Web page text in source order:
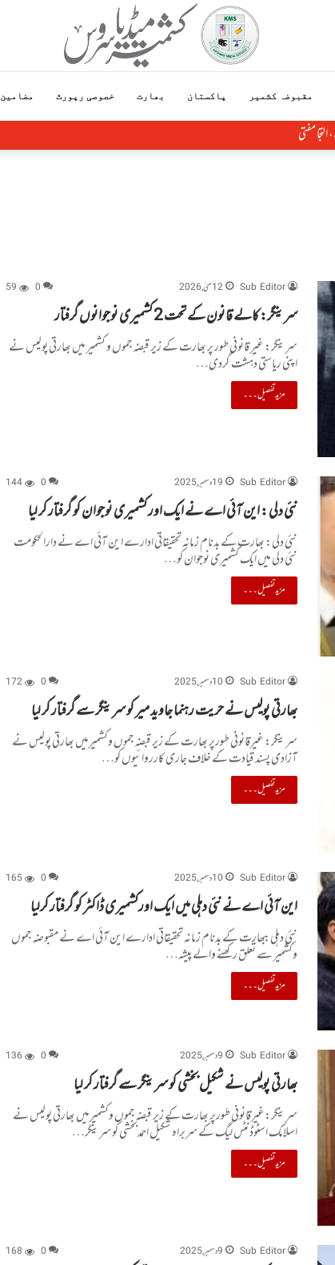
مقبوضہ کشمیر پاکستان بھارت خصوصی رپورٹ مضامین
Sub Editor 12 مئی, 2026 0
59
سرینگر: کالے قانون کے تحت 2 کشمیری نوجوانوں گرفتار
سرینگر: غیر قانونی طور پر بھارت کے زیر قبضہ جموں و کشمیر میں بھارتی پولیس نے
اپنی ریاستی دہشت گردی…
مزید تفصیل۔۔۔
Sub Editor 19 دسمبر, 2025 0
144
نئی دلی : این آئی اے نے ایک اور کشمیری نوجوان کو گرفتار کر لیا
نئی دلی: بھارت کے بدنام زمانہ تحقیقاتی ادارے این آئی اے نے دارالحکومت
نئی دلی میں ایک کشمیری نوجوان کو…
مزید تفصیل۔۔۔
Sub Editor 10 دسمبر, 2025 0
172
بھارتی پولیس نے حریت رہنما جاوید میر کو سرینگر سے گرفتار کر لیا
سرینگر: غیرقانونی طورپر بھارت کے زیر قبضہ جموں وکشمیرمیں بھارتی پولیس نے
آزادی پسند قیادت کے خلاف جاری کارروائیوں کو…
مزید تفصیل۔۔۔
Sub Editor 10 دسمبر, 2025 0
165
این آئی اے نے نئی دہلی میں ایک اورکشمیری ڈاکٹر کو گرفتار کرلیا
نئی دہلی: بھارت کے بدنام زمانہ تحقیقاتی ادارے این آئی اے نے مقبوضہ جموں
وکشمیر سے تعلق رکھنے والے پیشہ…
مزید تفصیل۔۔۔
Sub Editor 9 دسمبر, 2025 0
136
بھارتی پولیس نے شکیل بخشی کو سرینگر سے گرفتار کر لیا
سرینگر:غیرقانونی طورپر بھارت کے زیر قبضہ جموں وکشمیرمیں بھارتی پولیس نے
اسلامک اسٹوڈنٹس لیگ کے سربراہ شکیل احمدبخشی کو سرینگر…
مزید تفصیل۔۔۔
Sub Editor 9 دسمبر, 2025 0
168